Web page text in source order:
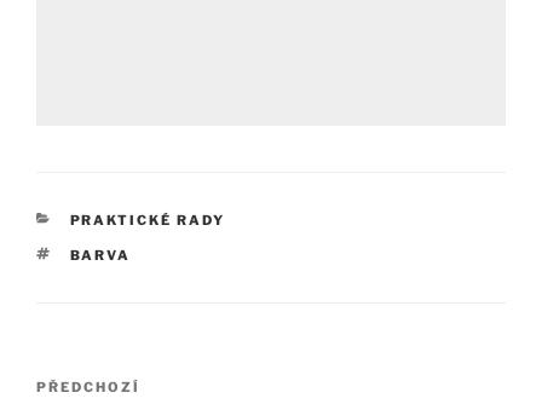
RUBRIKY
PRAKTICKÉ RADY
ŠTÍTKY
BARVA
Navigace
Předchozí
PŘEDCHOZÍ